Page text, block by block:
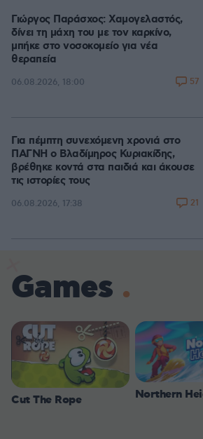
Γιώργος Παράσχος: Χαμογελαστός,
δίνει τη μάχη του με τον καρκίνο,
μπήκε στο νοσοκομείο για νέα
θεραπεία
06.08.2026, 18:00 57
Για πέμπτη συνεχόμενη χρονιά στο
ΠΑΓΝΗ ο Βλαδίμηρος Κυριακίδης,
βρέθηκε κοντά στα παιδιά και άκουσε
τις ιστορίες τους
06.08.2026, 17:38 21
Games
Cut The Rope Northern